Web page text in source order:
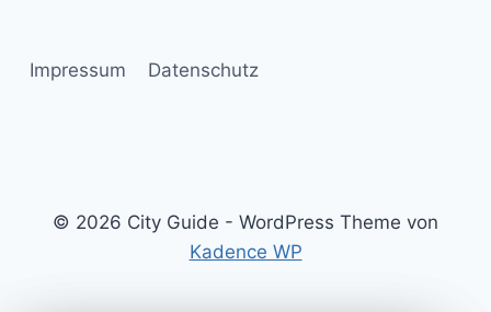
Impressum Datenschutz
© 2026 City Guide - WordPress Theme von
Kadence WP